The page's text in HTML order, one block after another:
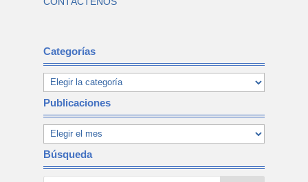
Categorías
Publicaciones
Búsqueda